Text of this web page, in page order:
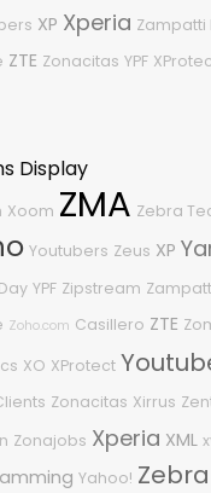
XP Xperia Zampatti
ZTE Zonacitas YPF
Display
Xoom ZMA Zebra
Youtubers Zeus XP
YPF Zipstream
Zoho.com Casillero ZTE
XO XProtect
Zonacitas Xirrus
Zonajobs Xperia XML
Yahoo! Zebra